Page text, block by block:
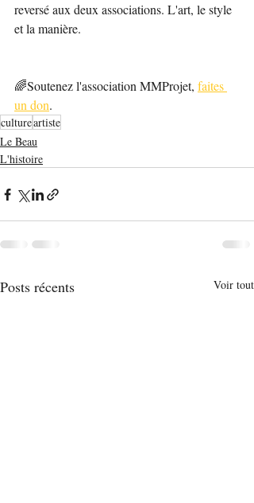
reversé aux deux associations. L'art, le style
et la manière.
🌈Soutenez l'association MMProjet, faites
un don.
cultureartiste
Le Beau
L'histoire
Posts récents Voir tout